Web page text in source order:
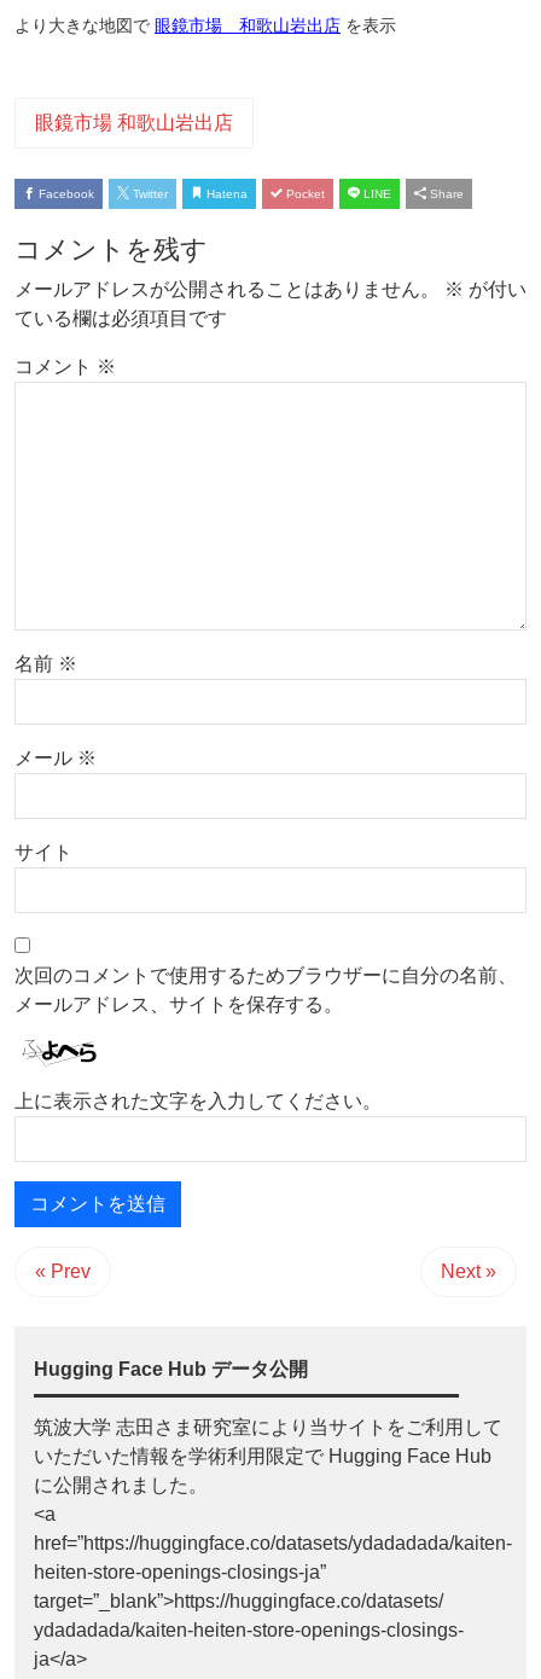
より大きな地図で 眼鏡市場 和歌山岩出店 を表示
眼鏡市場 和歌山岩出店
Facebook Twitter Hatena Pocket LINE Share
コメントを残す
メールアドレスが公開されることはありません。 ※ が付い
ている欄は必須項目です
コメント ※
名前 ※
メール ※
サイト
次回のコメントで使用するためブラウザーに自分の名前、
メールアドレス、サイトを保存する。
上に表示された文字を入力してください。
« Prev Next »
Hugging Face Hub データ公開
筑波大学 志田さま研究室により当サイトをご利用して
いただいた情報を学術利用限定で Hugging Face Hub
に公開されました。
<a
href=”https://huggingface.co/datasets/ydadadada/kaiten-
heiten-store-openings-closings-ja”
target=”_blank”>https://huggingface.co/datasets/
ydadadada/kaiten-heiten-store-openings-closings-
ja</a>